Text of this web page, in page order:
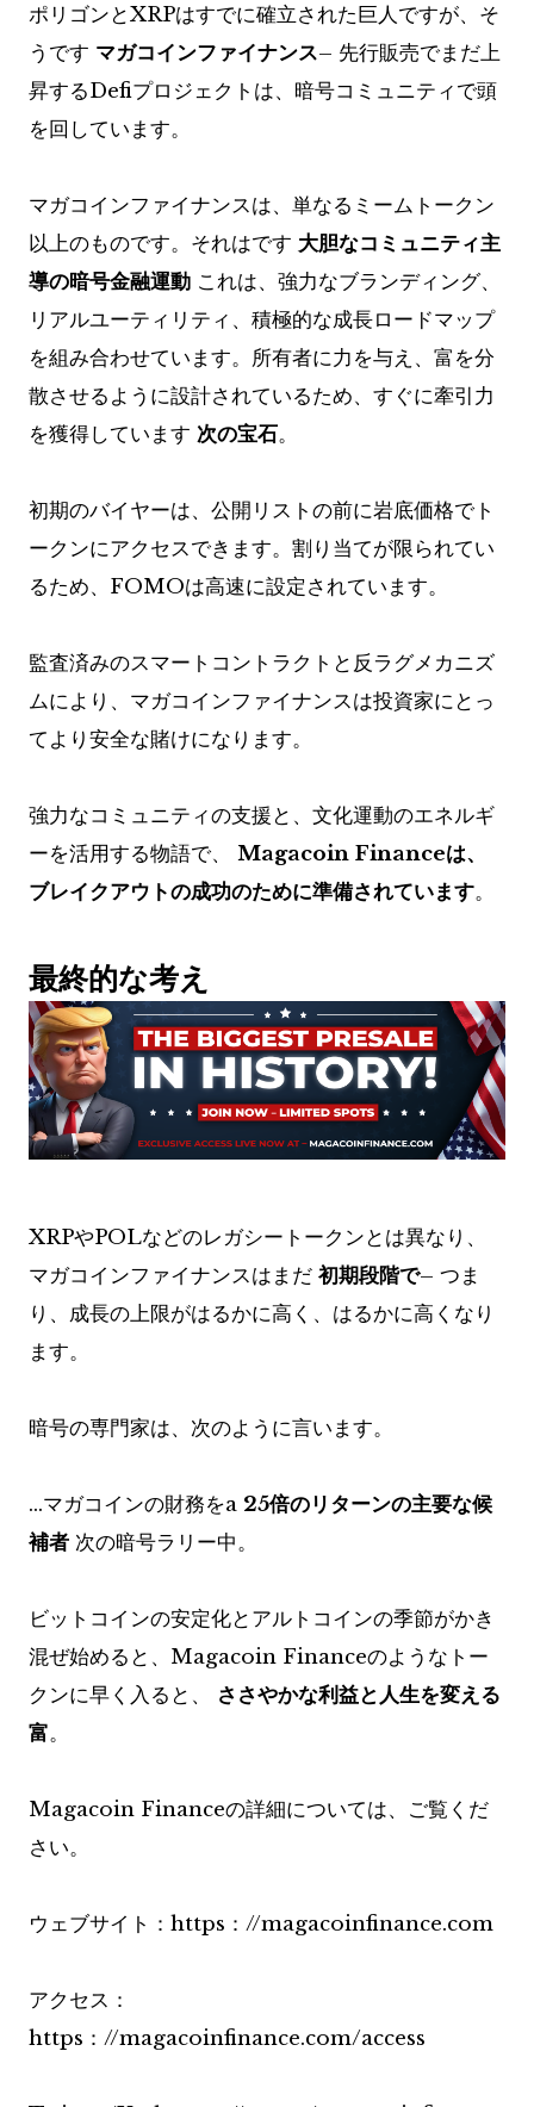
ポリゴンとXRPはすでに確立された巨人ですが、そ
うです マガコインファイナンス– 先行販売でまだ上
昇するDefiプロジェクトは、暗号コミュニティで頭
を回しています。
マガコインファイナンスは、単なるミームトークン
以上のものです。それはです 大胆なコミュニティ主
導の暗号金融運動 これは、強力なブランディング、
リアルユーティリティ、積極的な成長ロードマップ
を組み合わせています。所有者に力を与え、富を分
散させるように設計されているため、すぐに牽引力
を獲得しています 次の宝石。
初期のバイヤーは、公開リストの前に岩底価格でト
ークンにアクセスできます。割り当てが限られてい
るため、FOMOは高速に設定されています。
監査済みのスマートコントラクトと反ラグメカニズ
ムにより、マガコインファイナンスは投資家にとっ
てより安全な賭けになります。
強力なコミュニティの支援と、文化運動のエネルギ
ーを活用する物語で、 Magacoin Financeは、
ブレイクアウトの成功のために準備されています。
最終的な考え
XRPやPOLなどのレガシートークンとは異なり、
マガコインファイナンスはまだ 初期段階で– つま
り、成長の上限がはるかに高く、はるかに高くなり
ます。
暗号の専門家は、次のように言います。
…マガコインの財務をa 25倍のリターンの主要な候
補者 次の暗号ラリー中。
ビットコインの安定化とアルトコインの季節がかき
混ぜ始めると、Magacoin Financeのようなトー
クンに早く入ると、 ささやかな利益と人生を変える
富。
Magacoin Financeの詳細については、ご覧くだ
さい。
ウェブサイト：https：//magacoinfinance.com
アクセス：
https：//magacoinfinance.com/access